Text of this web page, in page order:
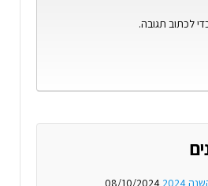
לכתוב תגובה.
2024
08/10/2024